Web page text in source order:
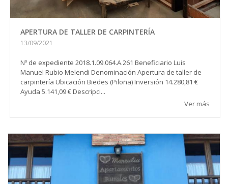
APERTURA DE TALLER DE CARPINTERÍA
13/09/2021
Nº de expediente 2018.1.09.064.A.261 Beneficiario Luis
Manuel Rubio Melendi Denominación Apertura de taller de
carpintería Ubicación Biedes (Piloña) Inversión 14.280,81 €
Ayuda 5.141,09 € Descripci...
Ver más